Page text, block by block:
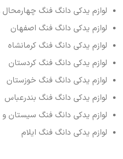
لوازم یدکی دانگ فنگ چهارمحال
لوازم یدکی دانگ فنگ اصفهان
لوازم یدکی دانگ فنگ کرمانشاه
لوازم یدکی دانگ فنگ کردستان
لوازم یدکی دانگ فنگ خوزستان
لوازم یدکی دانگ فنگ بندرعباس
لوازم یدکی دانگ فنگ سیستان
لوازم یدکی دانگ فنگ ایلام